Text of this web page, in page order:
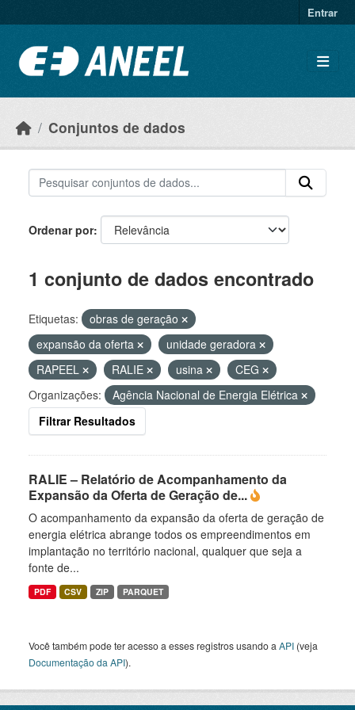
Entrar
Conjuntos de dados
Ordenar por
1 conjunto de dados encontrado
Etiquetas:
obras de geração
expansão da oferta
unidade geradora
RAPEEL
RALIE usina
CEG
Organizações:
Agência Nacional de Energia Elétrica
Filtrar Resultados
RALIE – Relatório de Acompanhamento da
Expansão da Oferta de Geração de...
O acompanhamento da expansão da oferta de geração de
energia elétrica abrange todos os empreendimentos em
implantação no território nacional, qualquer que seja a
fonte de...
PDF CSV ZIP PARQUET
Você também pode ter acesso a esses registros usando a API (veja
Documentação da API).